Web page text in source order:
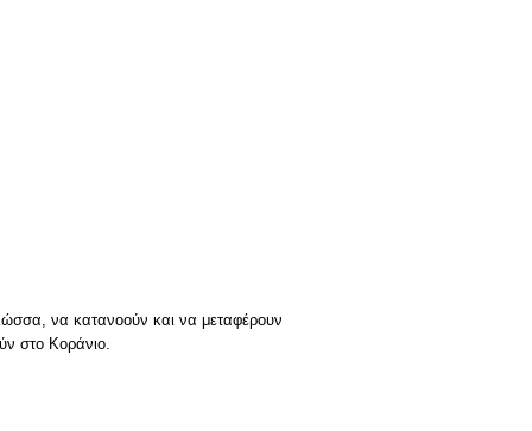
να κατανοούν και να μεταφέρουν
στο Κοράνιο.